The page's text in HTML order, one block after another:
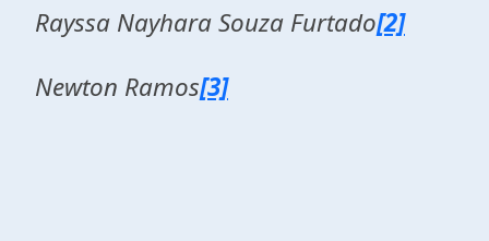
Rayssa Nayhara Souza Furtado[2]
Newton Ramos[3]